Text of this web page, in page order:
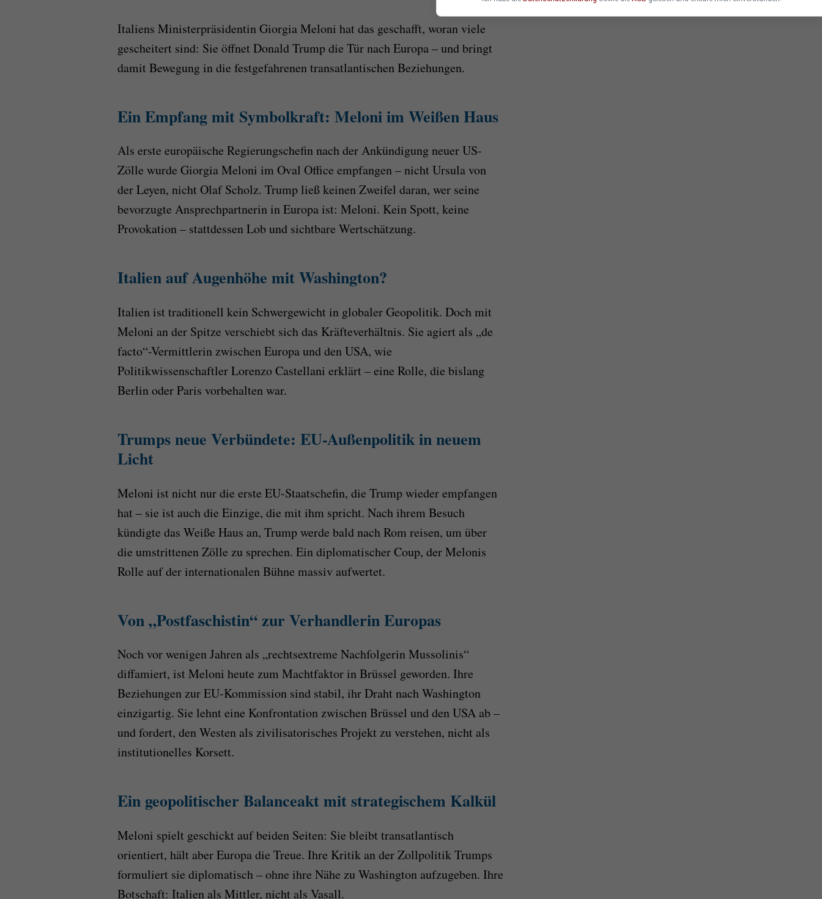
Italiens Ministerpräsidentin Giorgia Meloni hat das geschafft, woran viele
gescheitert sind: Sie öffnet Donald Trump die Tür nach Europa – und bringt
damit Bewegung in die festgefahrenen transatlantischen Beziehungen.
Ein Empfang mit Symbolkraft: Meloni im Weißen Haus
Als erste europäische Regierungschefin nach der Ankündigung neuer US-
Zölle wurde Giorgia Meloni im Oval Office empfangen – nicht Ursula von
der Leyen, nicht Olaf Scholz. Trump ließ keinen Zweifel daran, wer seine
bevorzugte Ansprechpartnerin in Europa ist: Meloni. Kein Spott, keine
Provokation – stattdessen Lob und sichtbare Wertschätzung.
Italien auf Augenhöhe mit Washington?
Italien ist traditionell kein Schwergewicht in globaler Geopolitik. Doch mit
Meloni an der Spitze verschiebt sich das Kräfteverhältnis. Sie agiert als „de
facto“-Vermittlerin zwischen Europa und den USA, wie
Politikwissenschaftler Lorenzo Castellani erklärt – eine Rolle, die bislang
Berlin oder Paris vorbehalten war.
Trumps neue Verbündete: EU-Außenpolitik in neuem
Licht
Meloni ist nicht nur die erste EU-Staatschefin, die Trump wieder empfangen
hat – sie ist auch die Einzige, die mit ihm spricht. Nach ihrem Besuch
kündigte das Weiße Haus an, Trump werde bald nach Rom reisen, um über
die umstrittenen Zölle zu sprechen. Ein diplomatischer Coup, der Melonis
Rolle auf der internationalen Bühne massiv aufwertet.
Von „Postfaschistin“ zur Verhandlerin Europas
Noch vor wenigen Jahren als „rechtsextreme Nachfolgerin Mussolinis“
diffamiert, ist Meloni heute zum Machtfaktor in Brüssel geworden. Ihre
Beziehungen zur EU-Kommission sind stabil, ihr Draht nach Washington
einzigartig. Sie lehnt eine Konfrontation zwischen Brüssel und den USA ab –
und fordert, den Westen als zivilisatorisches Projekt zu verstehen, nicht als
institutionelles Korsett.
Ein geopolitischer Balanceakt mit strategischem Kalkül
Meloni spielt geschickt auf beiden Seiten: Sie bleibt transatlantisch
orientiert, hält aber Europa die Treue. Ihre Kritik an der Zollpolitik Trumps
formuliert sie diplomatisch – ohne ihre Nähe zu Washington aufzugeben. Ihre
Botschaft: Italien als Mittler, nicht als Vasall.